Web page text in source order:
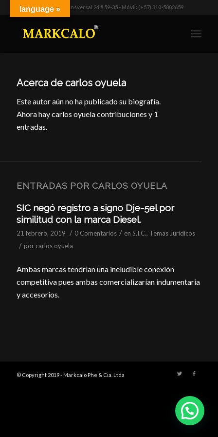
Dirección: Transversal 24 # 59-35 - Móvil: (+57) 310-5802659
Acerca de carlos oyuela
Este autor aún no ha publicado su biografía.
Ahora haycarlos oyuelacontribuciones y 1
entradas.
ENTRADAS POR CARLOS OYUELA
SIC negó registro a signo Dje-5el por
similitud con la marca Diesel.
21 febrero, 2019 / 0 Comentarios / en S.I.C., Temas Jurídicos
/ por carlos oyuela
Ambas marcas tendrían una ineludible conexión
competitiva pues ambas comercializarían indumentaria
y accesorios.
© Copyright 2019 - Markcalo Phe & Cia. Ltda
language »